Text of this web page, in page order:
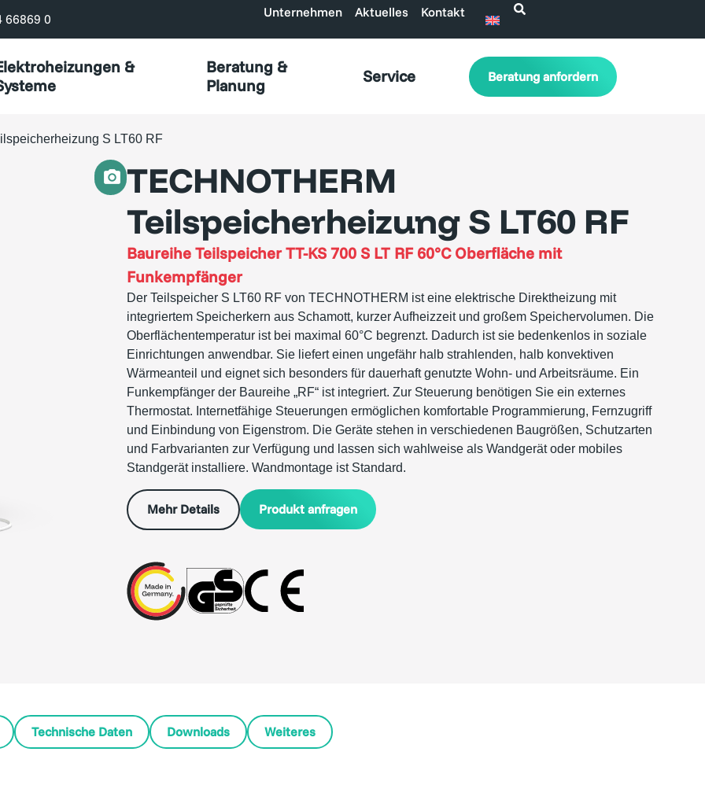
66869 0 Unternehmen Aktuelles Kontakt
&
Beratung &
Planung
Service Beratung anfordern
S LT60 RF
TECHNOTHERM
Teilspeicherheizung S LT60 RF
Baureihe Teilspeicher TT-KS 700 S LT RF 60°C Oberfläche mit
Funkempfänger
Der Teilspeicher S LT60 RF von TECHNOTHERM ist eine elektrische Direktheizung mit
integriertem Speicherkern aus Schamott, kurzer Aufheizzeit und großem Speichervolumen. Die
Oberflächentemperatur ist bei maximal 60°C begrenzt. Dadurch ist sie bedenkenlos in soziale
Einrichtungen anwendbar. Sie liefert einen ungefähr halb strahlenden, halb konvektiven
Wärmeanteil und eignet sich besonders für dauerhaft genutzte Wohn- und Arbeitsräume. Ein
Funkempfänger der Baureihe „RF“ ist integriert. Zur Steuerung benötigen Sie ein externes
Thermostat. Internetfähige Steuerungen ermöglichen komfortable Programmierung, Fernzugriff
und Einbindung von Eigenstrom. Die Geräte stehen in verschiedenen Baugrößen, Schutzarten
und Farbvarianten zur Verfügung und lassen sich wahlweise als Wandgerät oder mobiles
Standgerät installiere. Wandmontage ist Standard.
Mehr Details Produkt anfragen
Technische Daten Downloads Weiteres